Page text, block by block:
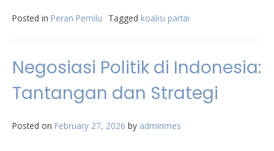
Posted in Peran Pemilu Tagged koalisi partai
Negosiasi Politik di Indonesia:
Tantangan dan Strategi
Posted on February 27, 2026 by adminmes